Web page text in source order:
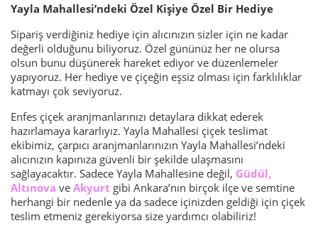
Yayla Mahallesi’ndeki Özel Kişiye Özel Bir Hediye
Sipariş verdiğiniz hediye için alıcınızın sizler için ne kadar
değerli olduğunu biliyoruz. Özel gününüz her ne olursa
olsun bunu düşünerek hareket ediyor ve düzenlemeler
yapıyoruz. Her hediye ve çiçeğin eşsiz olması için farklılıklar
katmayı çok seviyoruz.
Enfes çiçek aranjmanlarınızı detaylara dikkat ederek
hazırlamaya kararlıyız. Yayla Mahallesi çiçek teslimat
ekibimiz, çarpıcı aranjmanlarınızın Yayla Mahallesi’ndeki
alıcınızın kapınıza güvenli bir şekilde ulaşmasını
sağlayacaktır. Sadece Yayla Mahallesine değil, Güdül,
Altınova ve Akyurt gibi Ankara’nın birçok ilçe ve semtine
herhangi bir nedenle ya da sadece içinizden geldiği için çiçek
teslim etmeniz gerekiyorsa size yardımcı olabiliriz!